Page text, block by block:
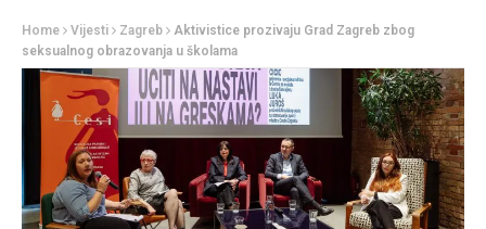
Home Vijesti Zagreb
Aktivistice prozivaju Grad Zagreb zbog
seksualnog obrazovanja u školama